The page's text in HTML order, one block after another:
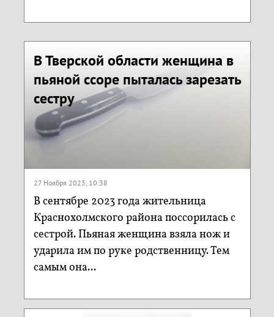
В Тверской области женщина в
пьяной ссоре пыталась зарезать
сестру
27 Ноября 2023, 10:38
В сентябре 2023 года жительница
Краснохолмского района поссорилась с
сестрой. Пьяная женщина взяла нож и
ударила им по руке родственницу. Тем
самым она...